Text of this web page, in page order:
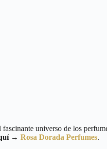
universo de los
→ Rosa Dorada Perfumes.